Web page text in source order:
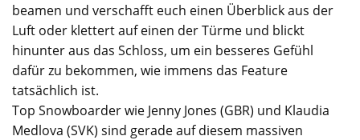
beamen und verschafft euch einen Überblick aus der
Luft oder klettert auf einen der Türme und blickt
hinunter aus das Schloss, um ein besseres Gefühl
dafür zu bekommen, wie immens das Feature
tatsächlich ist.
Top Snowboarder wie Jenny Jones (GBR) und Klaudia
Medlova (SVK) sind gerade auf diesem massiven